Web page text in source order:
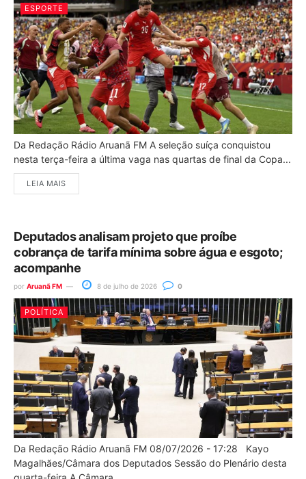
ESPORTE
Da Redação Rádio Aruanã FM A seleção suíça conquistou
nesta terça-feira a última vaga nas quartas de final da Copa...
LEIA MAIS
Deputados analisam projeto que proíbe
cobrança de tarifa mínima sobre água e esgoto;
acompanhe
por Aruanã FM 8 de julho de 2026 0
POLÍTICA
Da Redação Rádio Aruanã FM 08/07/2026 - 17:28 Kayo
Magalhães/Câmara dos Deputados Sessão do Plenário desta